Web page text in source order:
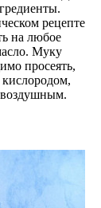
рецепте
на любое
Муку
просеять,
воздушным.